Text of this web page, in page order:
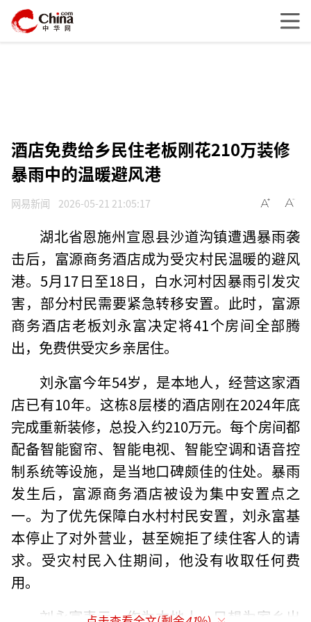
酒店免费给乡民住老板刚花210万装修
暴雨中的温暖避风港
网易新闻 2026-05-21 21:05:17
湖北省恩施州宣恩县沙道沟镇遭遇暴雨袭
击后，富源商务酒店成为受灾村民温暖的避风
港。5月17日至18日，白水河村因暴雨引发灾
害，部分村民需要紧急转移安置。此时，富源
商务酒店老板刘永富决定将41个房间全部腾
出，免费供受灾乡亲居住。
刘永富今年54岁，是本地人，经营这家酒
店已有10年。这栋8层楼的酒店刚在2024年底
完成重新装修，总投入约210万元。每个房间都
配备智能窗帘、智能电视、智能空调和语音控
制系统等设施，是当地口碑颇佳的住处。暴雨
发生后，富源商务酒店被设为集中安置点之
一。为了优先保障白水村村民安置，刘永富基
本停止了对外营业，甚至婉拒了续住客人的请
求。受灾村民入住期间，他没有收取任何费
用。
刘永富表示，作为本地人，只想为家乡出